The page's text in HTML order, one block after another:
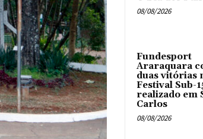
08/08/2026
Fundesport
Araraquara
duas vitórias
Festival Sub-
realizado em
Carlos
08/08/2026